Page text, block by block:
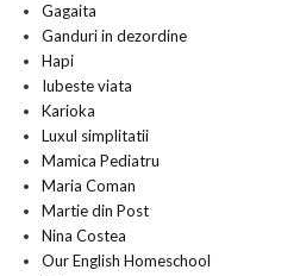
Gagaita
Ganduri in dezordine
Hapi
Iubeste viata
Karioka
Luxul simplitatii
Mamica Pediatru
Maria Coman
Martie din Post
Nina Costea
Our English Homeschool